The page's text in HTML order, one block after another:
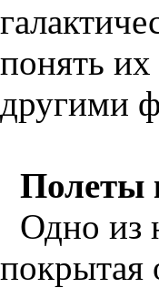
понять
другими
Полеты
Одно из
покрытая